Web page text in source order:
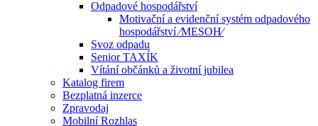
Odpadové hospodářství
Motivační a evidenční systém odpadového
hospodářství ⁄MESOH⁄
Svoz odpadu
Senior TAXÍK
Vítání občánků a životní jubilea
Katalog firem
Bezplatná inzerce
Zpravodaj
Mobilní Rozhlas